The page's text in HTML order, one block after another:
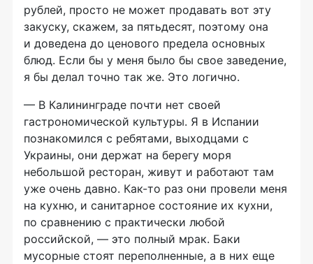
рублей, просто не может продавать вот эту
закуску, скажем, за пятьдесят, поэтому она
и доведена до ценового предела основных
блюд. Если бы у меня было бы свое заведение,
я бы делал точно так же. Это логично.
— В Калининграде почти нет своей
гастрономической культуры. Я в Испании
познакомился с ребятами, выходцами с
Украины, они держат на берегу моря
небольшой ресторан, живут и работают там
уже очень давно. Как-то раз они провели меня
на кухню, и санитарное состояние их кухни,
по сравнению с практически любой
российской, — это полный мрак. Баки
мусорные стоят переполненные, а в них еще